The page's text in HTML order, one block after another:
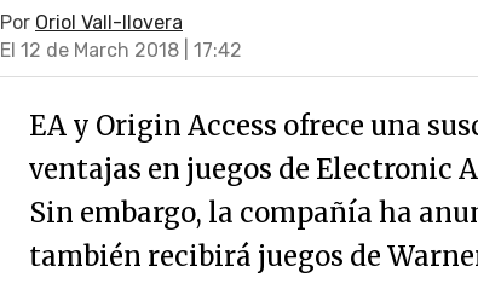
Por Oriol Vall-llovera
El 12 de March 2018 | 17:42
EA y Origin Access ofrece una
ventajas en juegos de Electronic
Sin embargo, la compañía ha
también recibirá juegos de